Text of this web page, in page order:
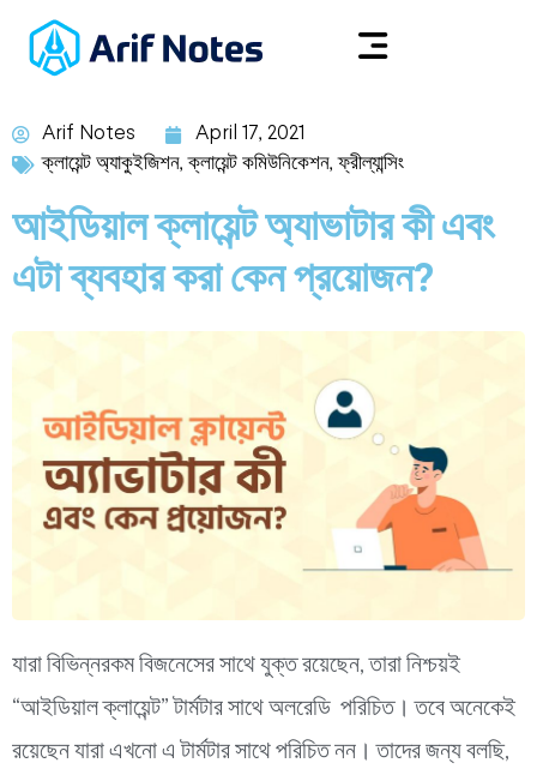
Arif Notes
April 17, 2021
ক্লায়েন্ট অ্যাকুইজিশন,ক্লায়েন্ট কমিউনিকেশন,ফ্রীল্যান্সিং
আইডিয়াল ক্লায়েন্ট অ্যাভাটার কী এবং
এটা ব্যবহার করা কেন প্রয়োজন?
যারা বিভিন্নরকম বিজনেসের সাথে যুক্ত রয়েছেন, তারা নিশ্চয়ই
“আইডিয়াল ক্লায়েন্ট” টার্মটার সাথে অলরেডি পরিচিত। তবে অনেকেই
রয়েছেন যারা এখনো এ টার্মটার সাথে পরিচিত নন। তাদের জন্য বলছি,